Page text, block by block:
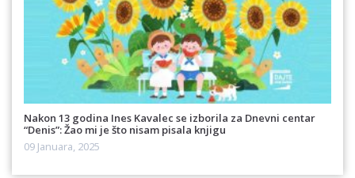
Nakon 13 godina Ines Kavalec se izborila za Dnevni centar
“Denis”: Žao mi je što nisam pisala knjigu
09 Januara, 2025